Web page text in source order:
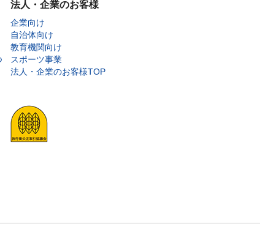
法人・企業のお客様
企業向け
自治体向け
教育機関向け
スポーツ事業
法人・企業のお客様TOP